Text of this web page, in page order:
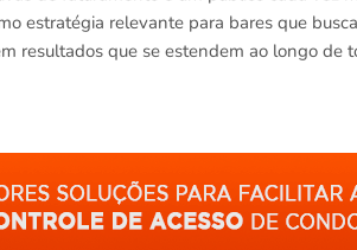
estratégia relevante para bares que
resultados que se estendem ao longo